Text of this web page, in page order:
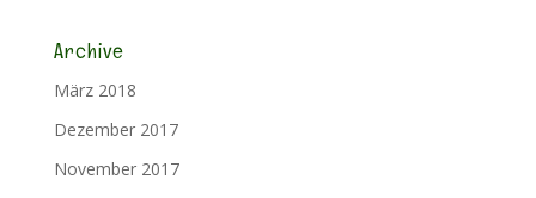
Archive
März 2018
Dezember 2017
November 2017